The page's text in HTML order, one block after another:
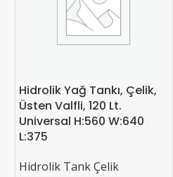
Hidrolik Yağ Tankı, Çelik,
Üsten Valfli, 120 Lt.
Universal H:560 W:640
L:375
Hidrolik Tank Çelik